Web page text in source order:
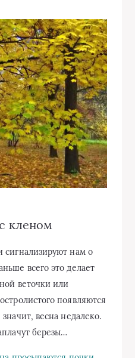
кленом
сигнализируют нам о
всего это делает
веточки или
появляются
весна недалеко.
березы…